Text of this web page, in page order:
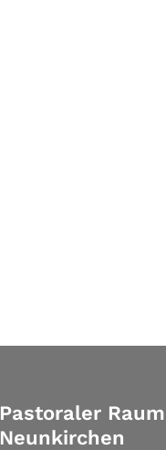
Pastoraler Raum
Neunkirchen